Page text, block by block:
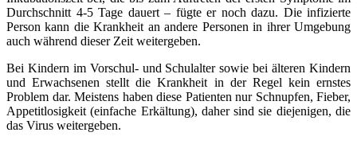
Durchschnitt 4-5 Tage dauert – fügte er noch dazu. Die infizierte
Person kann die Krankheit an andere Personen in ihrer Umgebung
auch während dieser Zeit weitergeben.
Bei Kindern im Vorschul- und Schulalter sowie bei älteren Kindern
und Erwachsenen stellt die Krankheit in der Regel kein ernstes
Problem dar. Meistens haben diese Patienten nur Schnupfen, Fieber,
Appetitlosigkeit (einfache Erkältung), daher sind sie diejenigen, die
das Virus weitergeben.